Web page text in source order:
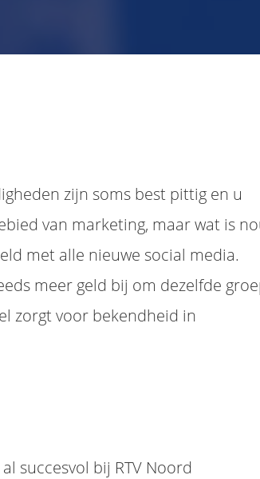
zijn soms best pittig en u
van marketing, maar wat is
met alle nieuwe social media.
meer geld bij om dezelfde
zorgt voor bekendheid in
succesvol bij RTV Noord